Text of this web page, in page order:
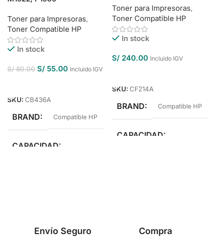
Toner para Impresoras,
Toner Compatible HP
In stock
S/80.00 S/ 55.00 Incluido IGV
SKU: CB436A
BRAND Compatible HP
CAPACIDAD
Toner para Impresoras,
Toner Compatible HP
In stock
S/ 240.00 Incluido IGV
SKU: CF214A
BRAND Compatible HP
CAPACIDAD
Envío Seguro
Compra